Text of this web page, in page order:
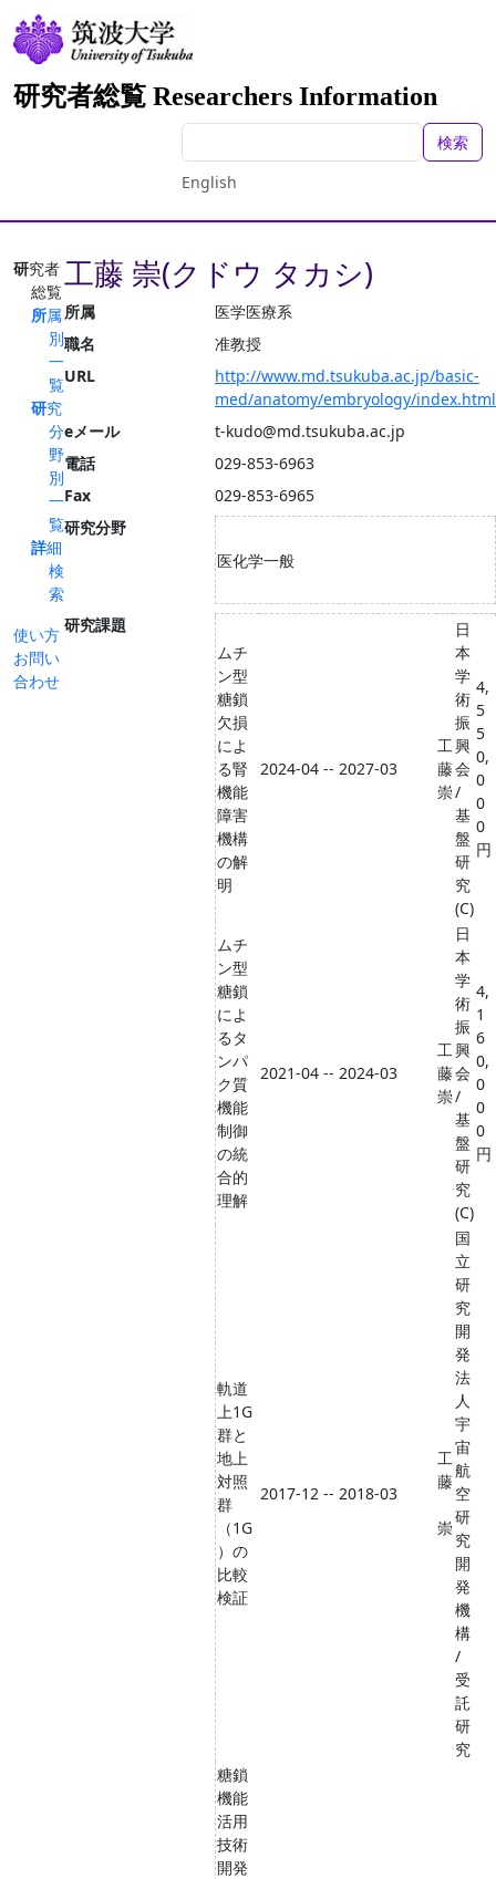
研究者総覧 Researchers Information
検索
English
研究者
総覧
所属
別
一
覧
研究
分
野
別
一
覧
詳細
検
索
使い方
お問い
合わせ
工藤 崇(クドウ タカシ)
所属
医学医療系
職名
准教授
URL
http://www.md.tsukuba.ac.jp/basic-
med/anatomy/embryology/index.html
eメール
t-kudo@md.tsukuba.ac.jp
電話
029-853-6963
Fax
029-853-6965
研究分野
医化学一般
研究課題
ムチ
ン型
糖鎖
欠損
によ
る腎
機能
障害
機構
の解
明
2024-04 -- 2027-03
工
藤
崇
日
本
学
術
振
興
会
/
基
盤
研
究
(C)
4,
5
5
0,
0
0
0
円
ムチ
ン型
糖鎖
によ
るタ
ンパ
ク質
機能
制御
の統
合的
理解
2021-04 -- 2024-03
工
藤
崇
日
本
学
術
振
興
会
/
基
盤
研
究
(C)
4,
1
6
0,
0
0
0
円
軌道
上1G
群と
地上
対照
群
（1G
）の
比較
検証
2017-12 -- 2018-03
工
藤
崇
国
立
研
究
開
発
法
人
宇
宙
航
空
研
究
開
発
機
構
/
受
託
研
究
糖鎖
機能
活用
技術
開発